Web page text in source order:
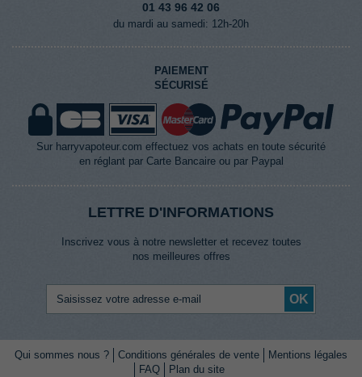
01 43 96 42 06
du mardi au samedi: 12h-20h
PAIEMENT
SÉCURISÉ
Sur harryvapoteur.com effectuez vos achats en toute sécurité
en réglant par Carte Bancaire ou par Paypal
LETTRE D'INFORMATIONS
Inscrivez vous à notre newsletter et recevez toutes
nos meilleures offres
OK
Qui sommes nous ? Conditions générales de vente
Mentions légales
FAQ
Plan du site